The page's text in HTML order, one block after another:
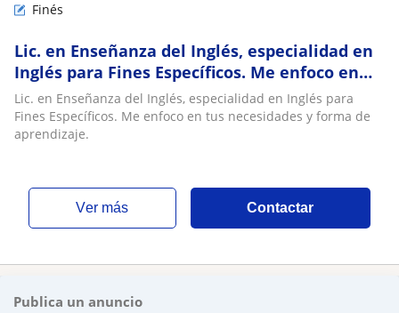
Finés
Lic. en Enseñanza del Inglés, especialidad en
Inglés para Fines Específicos. Me enfoco en
tus necesidades y forma de aprendizaje
Lic. en Enseñanza del Inglés, especialidad en Inglés para
Fines Específicos. Me enfoco en tus necesidades y forma de
aprendizaje.
ver más Contactar
Publica un anuncio